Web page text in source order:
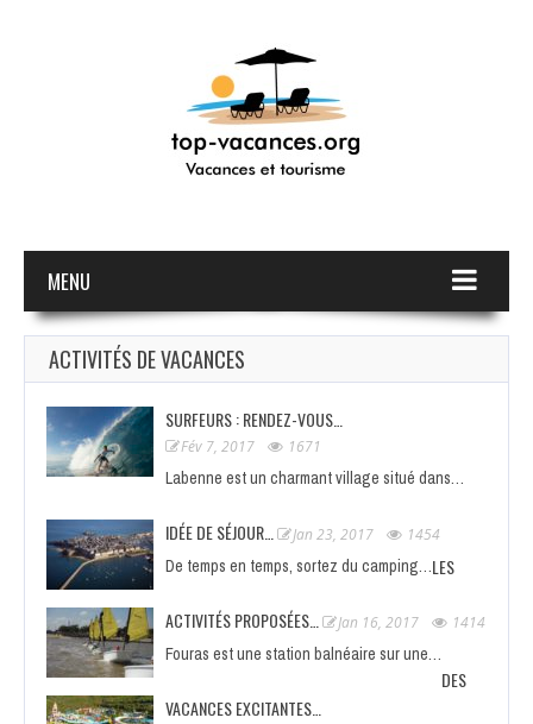
MENU
ACTIVITÉS DE VACANCES
SURFEURS : RENDEZ-VOUS…
Fév 7, 2017 1671
Labenne est un charmant village situé dans…
IDÉE DE SÉJOUR… Jan 23, 2017 1454
De temps en temps, sortez du camping…LES
ACTIVITÉS PROPOSÉES… Jan 16, 2017 1414
Fouras est une station balnéaire sur une…
DES
VACANCES EXCITANTES…